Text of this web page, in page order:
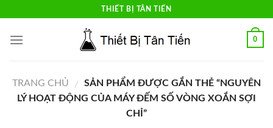
content
THIẾT BỊ TÂN TIẾN
0
TRANG CHỦ /
SẢN PHẨM ĐƯỢC GẮN THẺ “NGUYÊN
LÝ HOẠT ĐỘNG CỦA MÁY ĐẾM SỐ VÒNG XOẮN SỢI
CHỈ”